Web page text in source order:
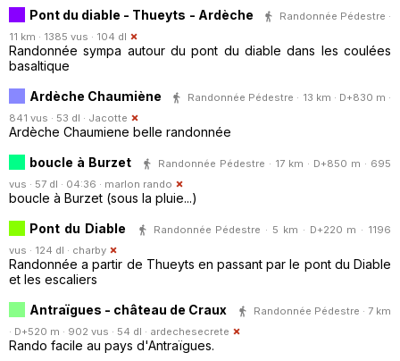
Pont du diable - Thueyts - Ardèche
Randonnée Pédestre ·
11 km · 1385 vus · 104 dl
Randonnée sympa autour du pont du diable dans les coulées
basaltique
Ardèche Chaumiène
Randonnée Pédestre · 13 km · D+830 m ·
841 vus · 53 dl · Jacotte
Ardèche Chaumiene belle randonnée
boucle à Burzet
Randonnée Pédestre · 17 km · D+850 m · 695
vus · 57 dl · 04:36 · marlon rando
boucle à Burzet (sous la pluie...)
Pont du Diable
Randonnée Pédestre · 5 km · D+220 m · 1196
vus · 124 dl · charby
Randonnée a partir de Thueyts en passant par le pont du Diable
et les escaliers
Antraïgues - château de Craux
Randonnée Pédestre · 7 km
· D+520 m · 902 vus · 54 dl · ardechesecrete
Rando facile au pays d'Antraïgues.